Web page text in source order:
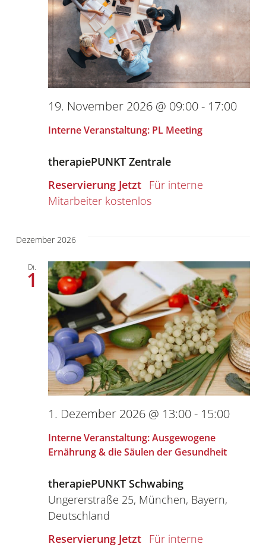
Interne Veranstaltung: PL Meeting
19. November 2026 @ 09:00- 17:00
therapiePUNKT Zentrale
Reservierung Jetzt
kostenlos
Dezember 2026
Di.
1
Interne Veranstaltung: Ausgewogene
Ernährung & die Säulen der Gesundheit
1. Dezember 2026 @ 13:00- 15:00
therapiePUNKT Schwabing
Ungererstraße 25, München, Bayern,
Deutschland
Reservierung Jetzt